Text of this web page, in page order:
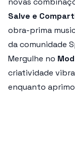
Salve e
obra-prima
da comunidade
Mergulhe no
criatividade
enquanto